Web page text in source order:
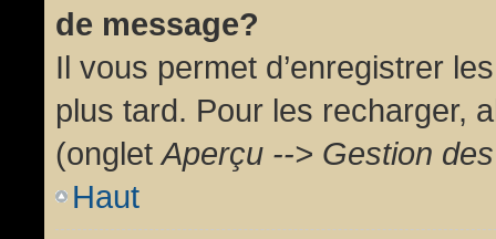
de message?
Il vous permet d’enregistrer
plus tard. Pour les recharger,
(ongletAperçu --> Gestion
Haut